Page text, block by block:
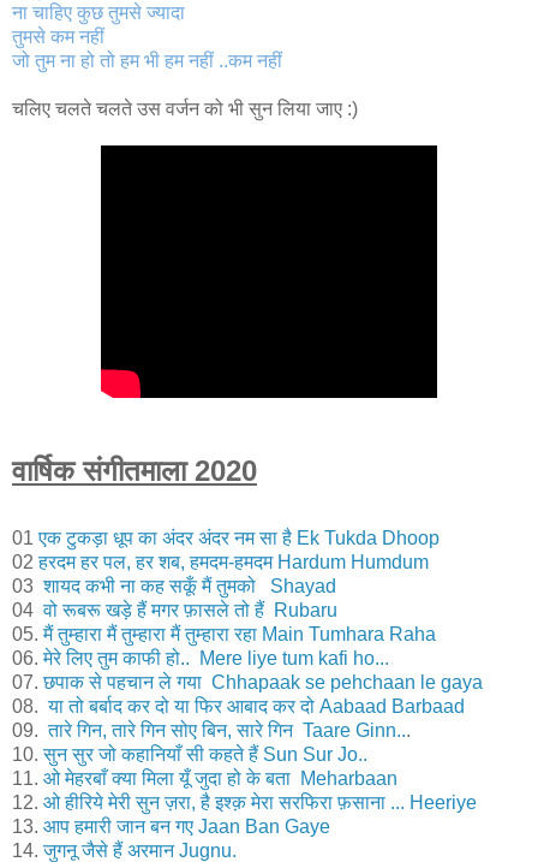
ना चाहिए कुछ तुमसे ज्यादा
तुमसे कम नहीं
जो तुम ना हो तो हम भी हम नहीं ..कम नहीं
चलिए चलते चलते उस वर्जन को भी सुन लिया जाए :)
वार्षिक संगीतमाला 2020
01एक टुकड़ा धूप का अंदर अंदर नम सा है Ek Tukda Dhoop
02हरदम हर पल, हर शब, हमदम-हमदम Hardum Humdum
03शायद कभी ना कह सकूँ मैं तुमको Shayad
04वो रूबरू खड़े हैं मगर फ़ासले तो हैं Rubaru
05. मैं तुम्हारा मैं तुम्हारा मैं तुम्हारा रहा Main Tumhara Raha
06.मेरे लिए तुम काफी हो.. Mere liye tum kafi ho...
07.छपाक से पहचान ले गया Chhapaak se pehchaan le gaya
08.या तो बर्बाद कर दो या फिर आबाद कर दो Aabaad Barbaad
09.तारे गिन, तारे गिन सोए बिन, सारे गिन Taare Ginn...
10.सुन सुर जो कहानियाँ सी कहते हैं Sun Sur Jo..
11. ओ मेहरबाँ क्या मिला यूँ जुदा हो के बता Meharbaan
12. ओ हीरिये मेरी सुन ज़रा, है इश्क़ मेरा सरफिरा फ़साना ... Heeriye
13. आप हमारी जान बन गए Jaan Ban Gaye
14.जुगनू जैसे हैं अरमान Jugnu.